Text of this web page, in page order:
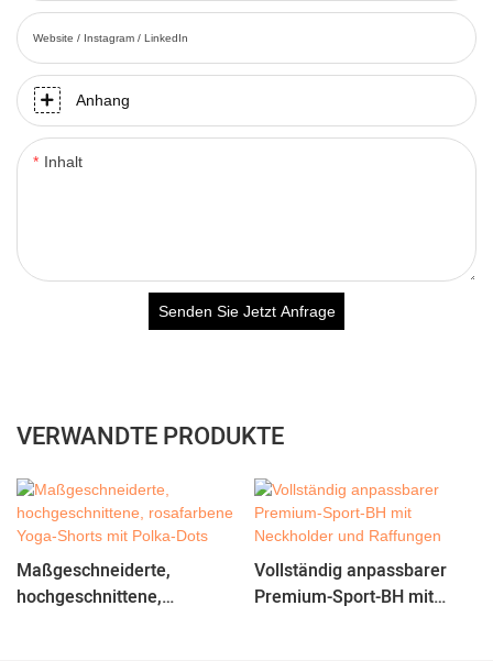
Website / Instagram / LinkedIn
Anhang
Inhalt
Senden Sie Jetzt Anfrage
VERWANDTE PRODUKTE
Maßgeschneiderte,
hochgeschnittene,
Vollständig anpassbarer
Premium-Sport-BH mit